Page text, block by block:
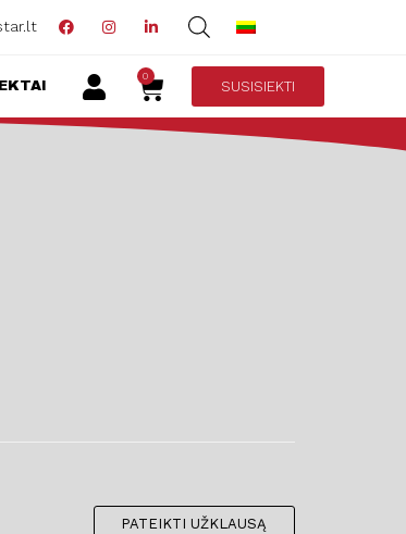
0
SUSISIEKTI
PATEIKTI UŽKLAUSĄ